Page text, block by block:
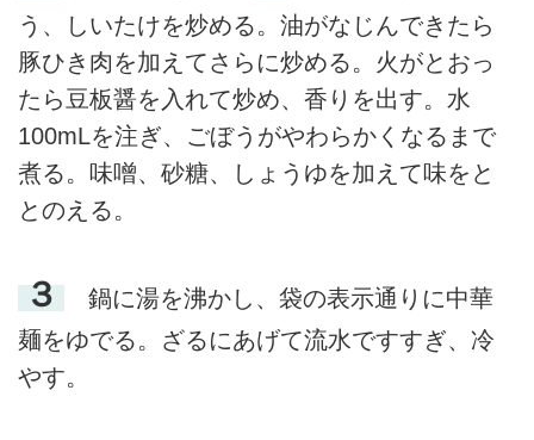
う、しいたけを炒める。油がなじんできたら
豚ひき肉を加えてさらに炒める。火がとおっ
たら豆板醤を入れて炒め、香りを出す。水
100mLを注ぎ、ごぼうがやわらかくなるまで
煮る。味噌、砂糖、しょうゆを加えて味をと
とのえる。
３
鍋に湯を沸かし、袋の表示通りに中華
麺をゆでる。ざるにあげて流水ですすぎ、冷
やす。